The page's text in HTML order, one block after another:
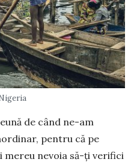
de când ne-am
pentru că pe
nevoia să-ți verifici